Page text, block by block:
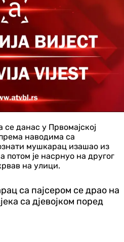
данас у Првомајској
наводима са
мушкарац изашао из
потом је насрнуо на другог
на улици.
са пајсером се драо на
са дјевојком поред